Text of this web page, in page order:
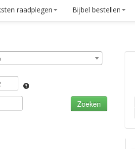
raadplegen Bijbel bestellen